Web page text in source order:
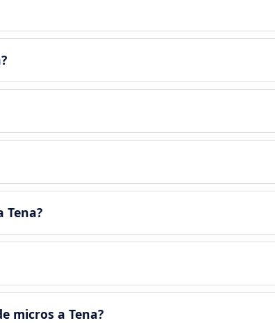
Tena?
micros a Tena?